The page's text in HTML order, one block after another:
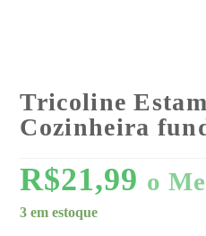
Tricoline
Cozinheira
R$21,99 o
3 em estoque